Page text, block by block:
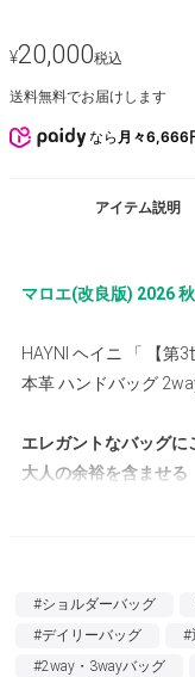
¥20,000税込
送料無料でお届けします
なら 月々6,666
アイテム説明
マロエ(改良版) 2026
HAYNI ヘイニ 「 【第
本革 ハンドバッグ
エレガントなバッグに
大人の余裕を含ませる
も、より使いやすい
卒入学式などA4書類
バッグ「レスチェ」と
#ショルダーバッグ
#デイリーバッグ
#
#2way・3wayバッグ